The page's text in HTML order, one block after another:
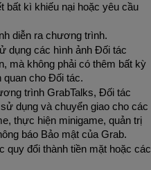
bất kì khiếu nại hoặc yêu cầu
diễn ra chương trình.
dụng các hình ảnh Đối tác
mà không phải có thêm bất kỳ
quan cho Đối tác.
trình GrabTalks, Đối tác
dụng và chuyển giao cho các
thực hiện minigame, quản trị
báo Bảo mật của Grab.
đổi thành tiền mặt hoặc các